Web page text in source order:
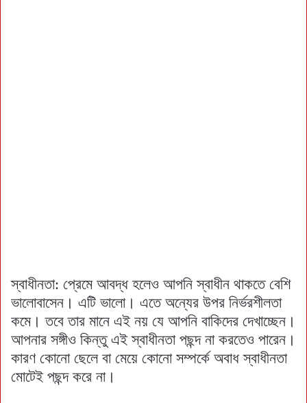
স্বাধীনতা: প্রেমে আবদ্ধ হলেও আপনি স্বাধীন থাকতে বেশি
ভালোবাসেন। এটি ভালো। এতে অন্যের উপর নির্ভরশীলতা
কমে। তবে তার মানে এই নয় যে আপনি বাকিদের দেখাচ্ছেন।
আপনার সঙ্গীও কিন্তু এই স্বাধীনতা পছন্দ না করতেও পারেন।
কারণ কোনো ছেলে বা মেয়ে কোনো সম্পর্কে অবাধ স্বাধীনতা
মোটেই পছন্দ করে না।